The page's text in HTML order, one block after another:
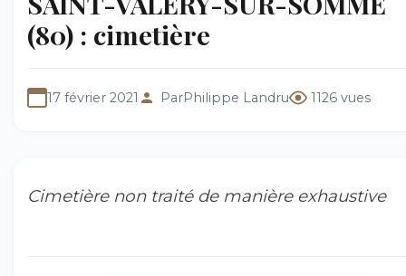
(80) : cimetière
17 février 2021 ParPhilippe Landru 1126 vues
Cimetière non traité de manière exhaustive